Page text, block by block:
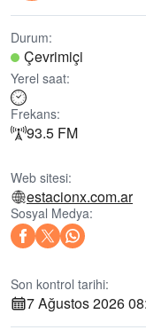
Durum:
Çevrimiçi
Yerel saat:
Frekans:
93.5 FM
Web sitesi:
estacionx.com.ar
Sosyal Medya:
Son kontrol tarihi:
7 Ağustos 2026